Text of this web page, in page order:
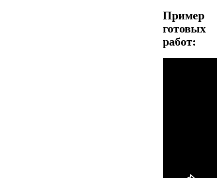
Пример
готовых
работ: